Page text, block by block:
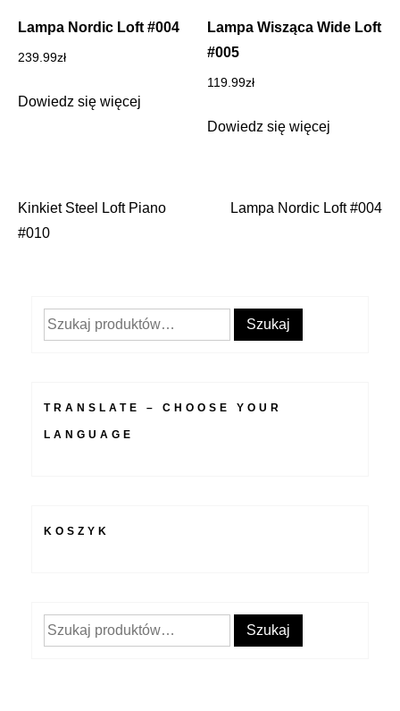
Lampa Nordic Loft #004
239.99zł
Dowiedz się więcej
Lampa Wisząca Wide Loft
#005
119.99zł
Dowiedz się więcej
Nawigacja
Kinkiet Steel Loft Piano
#010
Lampa Nordic Loft #004
Szukaj: Szukaj
TRANSLATE – CHOOSE YOUR
LANGUAGE
KOSZYK
Szukaj: Szukaj